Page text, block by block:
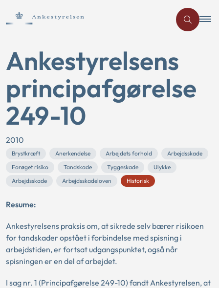
Ankestyrelsens
principafgørelse
249-10
2010
Brystkræft Anerkendelse Arbejdets forhold
Arbejdsskade
Forøget risiko
Tandskade Tyggeskade
Ulykke
Arbejdsskade
Arbejdsskadeloven Historisk
Resume:
Ankestyrelsens praksis om, at sikrede selv bærer risikoen
for tandskader opstået i forbindelse med spisning i
arbejdstiden, er fortsat udgangspunktet, også når
spisningen er en del af arbejdet.
I sag nr. 1 (Principafgørelse 249-10) fandt Ankestyrelsen, at